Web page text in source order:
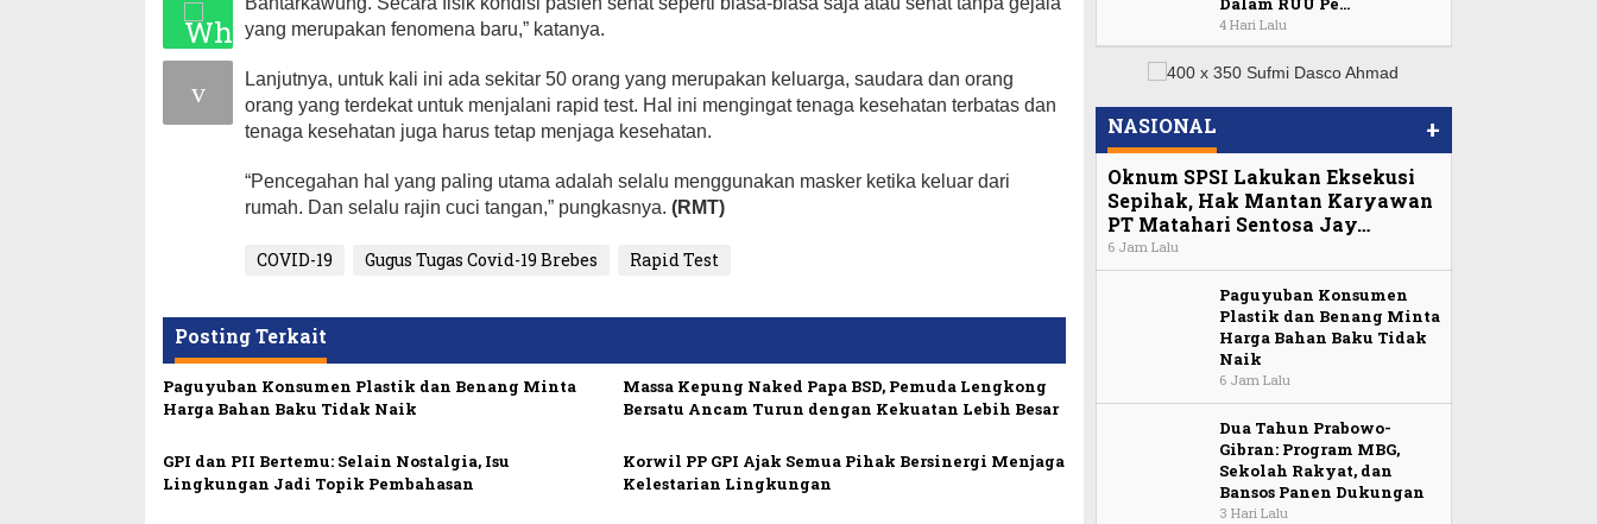
yang merupakan fenomena baru,” katanya.
Lanjutnya, untuk kali ini ada sekitar 50 orang yang merupakan keluarga, saudara dan orang
orang yang terdekat untuk menjalani rapid test. Hal ini mengingat tenaga kesehatan terbatas dan
tenaga kesehatan juga harus tetap menjaga kesehatan.
“Pencegahan hal yang paling utama adalah selalu menggunakan masker ketika keluar dari
rumah. Dan selalu rajin cuci tangan,” pungkasnya.(RMT)
COVID-19 Gugus Tugas Covid-19 Brebes Rapid Test
Posting Terkait
Paguyuban Konsumen Plastik dan Benang Minta
Harga Bahan Baku Tidak Naik
Massa Kepung Naked Papa BSD, Pemuda Lengkong
Bersatu Ancam Turun dengan Kekuatan Lebih Besar
GPI dan PII Bertemu: Selain Nostalgia, Isu
Lingkungan Jadi Topik Pembahasan
Korwil PP GPI Ajak Semua Pihak Bersinergi Menjaga
Kelestarian Lingkungan
4 Hari Lalu
NASIONAL +
Oknum SPSI Lakukan Eksekusi
Sepihak, Hak Mantan Karyawan
PT Matahari Sentosa Jay…
6 Jam Lalu
Paguyuban Konsumen
Plastik dan Benang Minta
Harga Bahan Baku Tidak
Naik
6 Jam Lalu
Dua Tahun Prabowo-
Gibran: Program MBG,
Sekolah Rakyat, dan
Bansos Panen Dukungan
3 Hari Lalu